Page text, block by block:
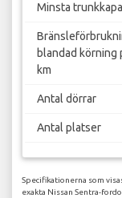
Minsta
blandad körning
km
Antal dörrar
Antal platser
Specifikationerna som
exakta Nissan Sentra-